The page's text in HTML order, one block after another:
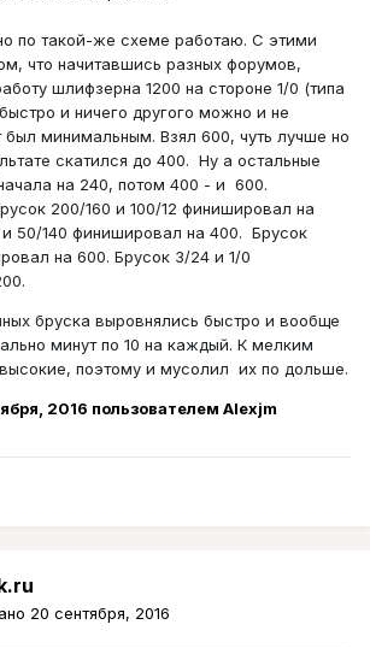
по такой-же схеме работаю. С этими
что начитавшись разных форумов,
шлифзерна 1200 на стороне 1/0 (типа
и ничего другого можно и не
был минимальным. Взял 600, чуть лучше но
скатился до 400. Ну а остальные
на 240, потом 400 - и 600.
200/160 и 100/12 финишировал на
и 50/140 финишировал на 400. Брусок
на 600. Брусок 3/24 и 1/0
бруска выровнялись быстро и вообще
минут по 10 на каждый. К мелким
поэтому и мусолил их по дольше.
2016 пользователем Alexjm
20 сентября, 2016